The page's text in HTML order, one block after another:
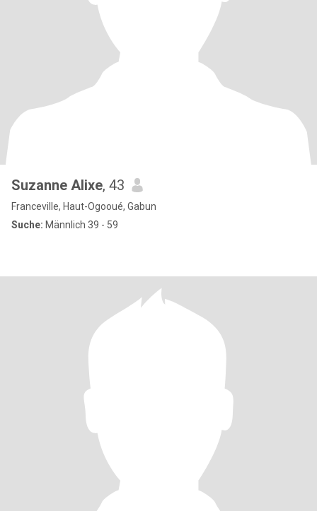
Suzanne Alixe, 43
Franceville, Haut-Ogooué, Gabun
Suche: Männlich 39 - 59